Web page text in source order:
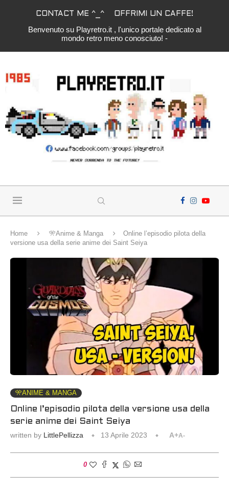
CONTACT ME ^_^ OFFRIMI UN CAFFE!
Benvenuto su Playretro.it , l'unico portale dedicato al
mondo retro meno conosciuto! -
Home 🎌Anime & Manga
Online l’episodio pilota della
versione usa della serie anime dei Saint Seiya
🎌ANIME & MANGA
Online l’episodio pilota della versione usa della
serie anime dei Saint Seiya
written by LittlePellizza 13 Aprile 2023 A+A-
0